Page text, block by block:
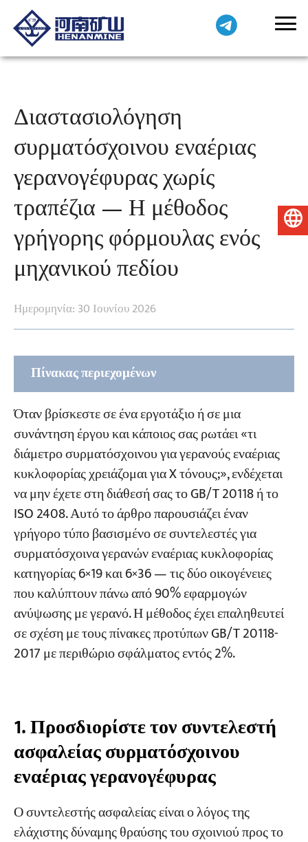
Εργα
Επικοινωνήστε μαζί μας
Διαστασιολόγηση
συρματόσχοινου εναέριας
γερανογέφυρας χωρίς
τραπέζια — Η μέθοδος
γρήγορης φόρμουλας ενός
μηχανικού πεδίου
Ημερομηνία: 30 Ιουνίου 2026
Πίνακας περιεχομένων
συρματόσχοινου εναέριας γερανογέφυρας
2. Προσδιορίστε την κατηγορία
συρματόσχοινου για εναέριους γερανούς
Κλάση Α — Γραμμική επαφή (Προτιμάται για
ανύψωση με γερανό)
Κλάση Β — Σημειακή Επαφή (Δευτερεύουσες
Εφαρμογές)
3. Ο γρήγορος τύπος διαμέτρου για τον
προσδιορισμό μεγέθους συρματόσχοινου
εναέριας γερανογέφυρας
Προσαρμογή για διαφορετικούς βαθμούς
4. Εκτίμηση βάρους σχοινιού
5. Υπολογισμός χωρητικότητας από υπάρχον
σχοινί
6. Μέθοδοι τερματισμού άκρου
συρματόσχοινου εναέριας γερανογέφυρας
Όταν βρίσκεστε σε ένα εργοτάξιο ή σε μια
συνάντηση έργου και κάποιος σας ρωτάει «τι
διάμετρο συρματόσχοινου για γερανούς εναέριας
κυκλοφορίας χρειάζομαι για X τόνους;», ενδέχεται
να μην έχετε στη διάθεσή σας το GB/T 20118 ή το
ISO 2408. Αυτό το άρθρο παρουσιάζει έναν
γρήγορο τύπο βασισμένο σε συντελεστές για
συρματόσχοινα γερανών εναέριας κυκλοφορίας
κατηγορίας 6×19 και 6×36 — τις δύο οικογένειες
που καλύπτουν πάνω από 90% εφαρμογών
ανύψωσης με γερανό. Η μέθοδος έχει επαληθευτεί
σε σχέση με τους πίνακες προτύπων GB/T 20118-
2017 με περιθώριο σφάλματος εντός 2%.
1. Προσδιορίστε τον συντελεστή
ασφαλείας συρματόσχοινου
εναέριας γερανογέφυρας
Ο συντελεστής ασφαλείας είναι ο λόγος της
ελάχιστης δύναμης θραύσης του σχοινιού προς το
Ελληνικά